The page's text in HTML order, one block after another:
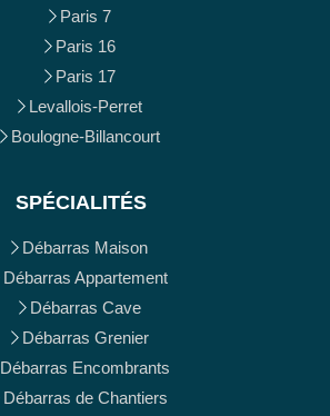
Paris 7
Paris 16
Paris 17
Levallois-Perret
Boulogne-Billancourt
SPÉCIALITÉS
Débarras Maison
Débarras Appartement
Débarras Cave
Débarras Grenier
Débarras Encombrants
Débarras de Chantiers